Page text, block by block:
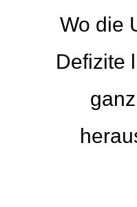
Wo die
Defizite